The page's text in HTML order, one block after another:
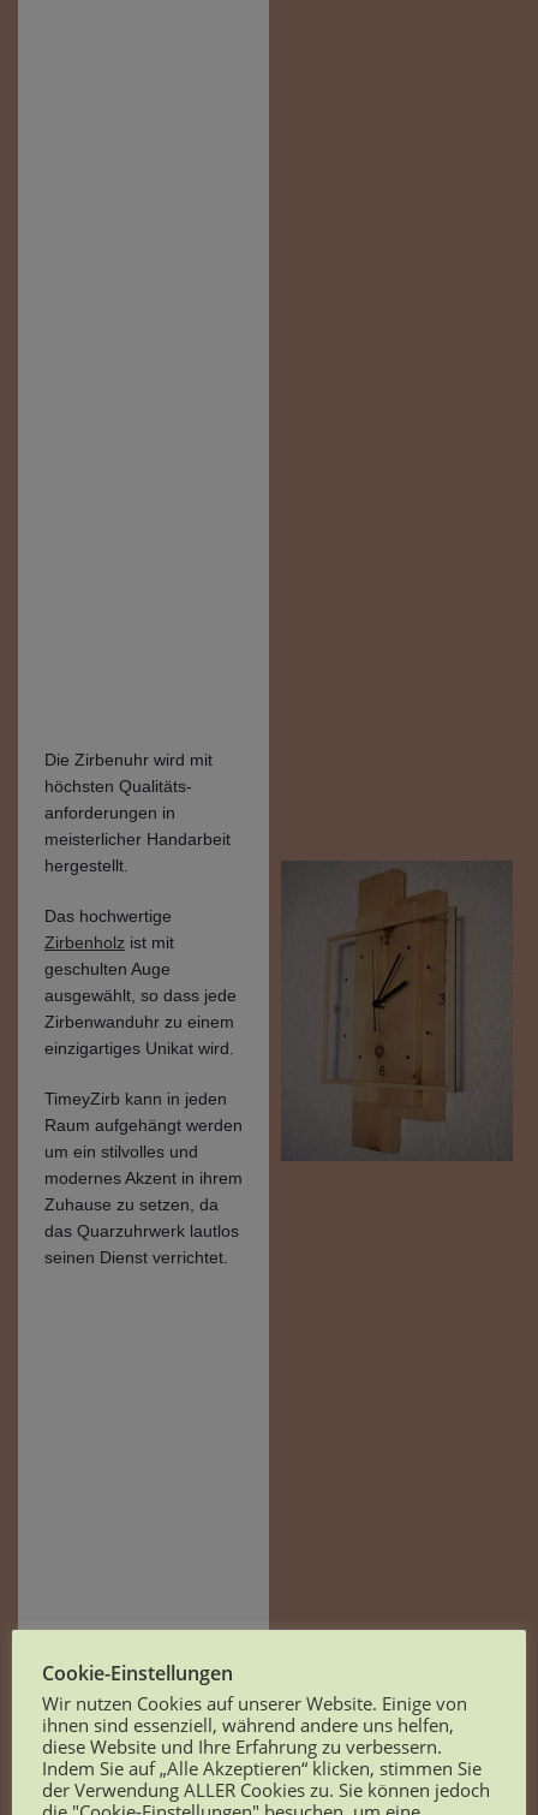
Die Zirbenuhr wird mit
höchsten Qualitäts-
anforderungen in
meisterlicher Handarbeit
hergestellt.
Das hochwertige
Zirbenholz ist mit
geschulten Auge
ausgewählt, so dass jede
Zirbenwanduhr zu einem
einzigartiges Unikat wird.
TimeyZirb kann in jeden
Raum aufgehängt werden
um ein stilvolles und
modernes Akzent in ihrem
Zuhause zu setzen, da
das Quarzuhrwerk lautlos
seinen Dienst verrichtet.
Cookie-Einstellungen
Wir nutzen Cookies auf unserer Website. Einige von
ihnen sind essenziell, während andere uns helfen,
diese Website und Ihre Erfahrung zu verbessern.
Indem Sie auf „Alle Akzeptieren“ klicken, stimmen Sie
der Verwendung ALLER Cookies zu. Sie können jedoch